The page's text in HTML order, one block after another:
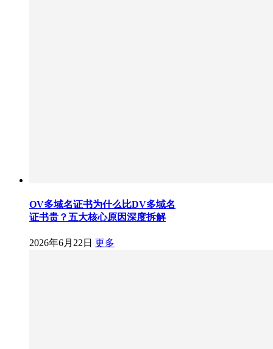
OV多域名证书为什么比DV多域名
证书贵？五大核心原因深度拆解
2026年6月22日 更多